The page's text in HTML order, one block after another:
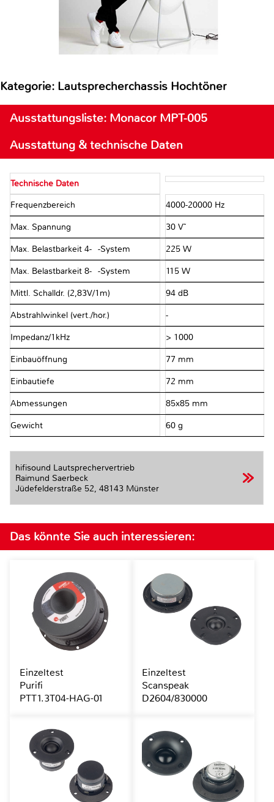
Kategorie: Lautsprecherchassis Hochtöner
Ausstattungsliste: Monacor MPT-005
Ausstattung & technische Daten
Technische Daten
Frequenzbereich 4000-20000 Hz
Max. Spannung 30 V˜
Max. Belastbarkeit 4-Ω-System 225 W
Max. Belastbarkeit 8-Ω-System 115 W
Mittl. Schalldr. (2,83V/1m) 94 dB
Abstrahlwinkel (vert./hor.) -
Impedanz/1kHz > 1000 Ω
Einbauöffnung 77 mm
Einbautiefe 72 mm
Abmessungen 85x85 mm
Gewicht 60 g
hifisound Lautsprechervertrieb
Raimund Saerbeck
Jüdefelderstraße 52, 48143 Münster
Das könnte Sie auch interessieren:
Einzeltest
Purifi
PTT1.3T04-HAG-01
Einzeltest
Scanspeak
D2604/830000